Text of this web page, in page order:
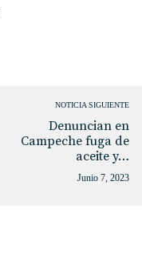
NOTICIA SIGUIENTE
Denuncian en
Campeche fuga de
aceite y…
Junio 7, 2023